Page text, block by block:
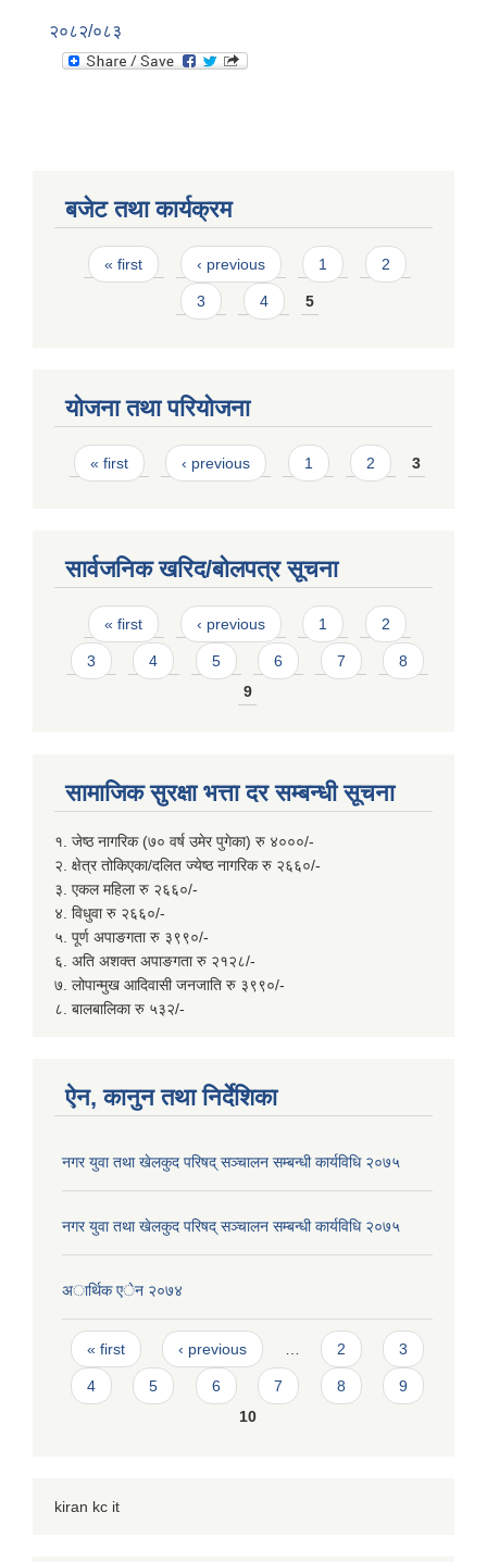
२०८२/०८३
बजेट तथा कार्यक्रम
Pages
« first ‹ previous 1 2
3 4 5
योजना तथा परियोजना
Pages
« first ‹ previous 1 2 3
सार्वजनिक खरिद/बोलपत्र सूचना
Pages
« first ‹ previous 1 2
3 4 5 6 7
8
9
सामाजिक सुरक्षा भत्ता दर सम्बन्धी सूचना
१. जेष्ठ नागरिक (७० वर्ष उमेर पुगेका) रु ४०००/-
२. क्षेत्र तोकिएका/दलित ज्येष्ठ नागरिक रु २६६०/-
३. एकल महिला रु २६६०/-
४. विधुवा रु २६६०/-
५. पूर्ण अपाङगता रु ३९९०/-
६. अति अशक्त अपाङगता रु २१२८/-
७. लोपान्मुख आदिवासी जनजाति रु ३९९०/-
८. बालबालिका रु ५३२/-
ऐन, कानुन तथा निर्देशिका
नगर युवा तथा खेलकुद परिषद् सञ्चालन सम्बन्धी कार्यविधि २०७५
नगर युवा तथा खेलकुद परिषद् सञ्चालन सम्बन्धी कार्यविधि २०७५
अार्थिक एेन २०७४
Pages
« first ‹ previous … 2 3
4 5 6 7 8
9
10
kiran kc it